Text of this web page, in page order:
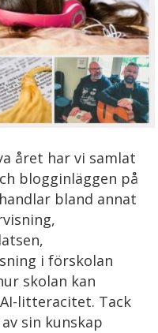
året har vi samlat
blogginläggen på
bland annat
i förskolan
skolan kan
litteracitet. Tack
sin kunskap